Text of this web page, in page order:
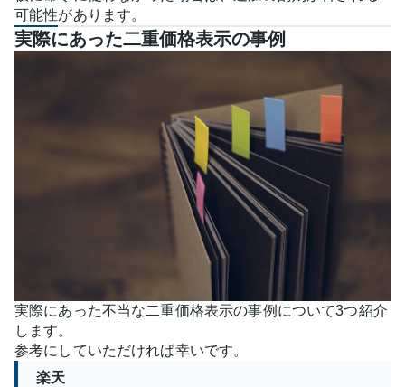
可能性があります。
実際にあった二重価格表示の事例
実際にあった不当な二重価格表示の事例について3つ紹介
します。
参考にしていただければ幸いです。
楽天